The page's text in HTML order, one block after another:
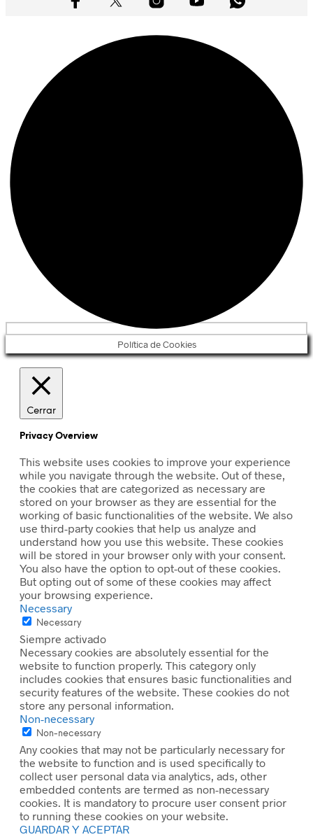
Política de Cookies
Cerrar
Privacy Overview
This website uses cookies to improve your experience
while you navigate through the website. Out of these,
the cookies that are categorized as necessary are
stored on your browser as they are essential for the
working of basic functionalities of the website. We also
use third-party cookies that help us analyze and
understand how you use this website. These cookies
will be stored in your browser only with your consent.
You also have the option to opt-out of these cookies.
But opting out of some of these cookies may affect
your browsing experience.
Necessary
Necessary
Siempre activado
Necessary cookies are absolutely essential for the
website to function properly. This category only
includes cookies that ensures basic functionalities and
security features of the website. These cookies do not
store any personal information.
Non-necessary
Non-necessary
Any cookies that may not be particularly necessary for
the website to function and is used specifically to
collect user personal data via analytics, ads, other
embedded contents are termed as non-necessary
cookies. It is mandatory to procure user consent prior
to running these cookies on your website.
GUARDAR Y ACEPTAR